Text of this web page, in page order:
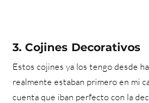
3. Cojines Decorativos
Estos cojines ya los tengo desde
realmente estaban primero en mi
cuenta que iban perfecto con la